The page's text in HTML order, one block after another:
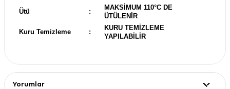
Ütü :
MAKSİMUM 110°C DE
ÜTÜLENİR
Kuru Temizleme :
KURU TEMİZLEME
YAPILABİLİR
Yorumlar